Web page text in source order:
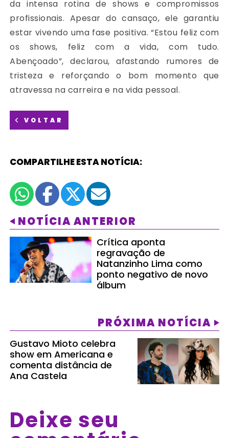
da intensa rotina de shows e compromissos
profissionais. Apesar do cansaço, ele garantiu
estar vivendo uma fase positiva. “Estou feliz com
os shows, feliz com a vida, com tudo.
Abençoado”, declarou, afastando rumores de
tristeza e reforçando o bom momento que
atravessa na carreira e na vida pessoal.
VOLTAR
COMPARTILHE ESTA NOTÍCIA:
NOTÍCIA ANTERIOR
Crítica aponta
regravação de
Natanzinho Lima como
ponto negativo de novo
álbum
PRÓXIMA NOTÍCIA
Gustavo Mioto celebra
show em Americana e
comenta distância de
Ana Castela
Deixe seu